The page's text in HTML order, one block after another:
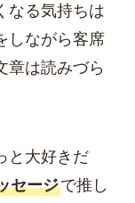
なる気持ちは
しながら客席
章は読みづら
と大好きだ
セージで推し